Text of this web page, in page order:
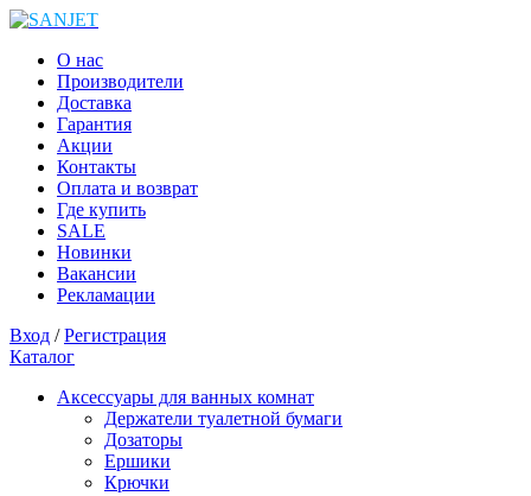
О нас
Производители
Доставка
Гарантия
Акции
Контакты
Оплата и возврат
Где купить
SALE
Новинки
Вакансии
Рекламации
Вход /Регистрация
Каталог
Аксессуары для ванных комнат
Держатели туалетной бумаги
Дозаторы
Ершики
Крючки